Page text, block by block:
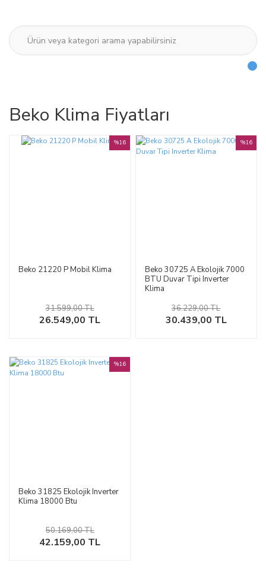
Beko Klima Fiyatları
Beko 21220 P Mobil Klima
%16
26.549,00 TL
31.599,00 TL
Beko 30725 A Ekolojik 7000
BTU Duvar Tipi Inverter
Klima
%16
30.439,00 TL
36.229,00 TL
Beko 31825 Ekolojik Inverter
Klima 18000 Btu
%16
42.159,00 TL
50.169,00 TL